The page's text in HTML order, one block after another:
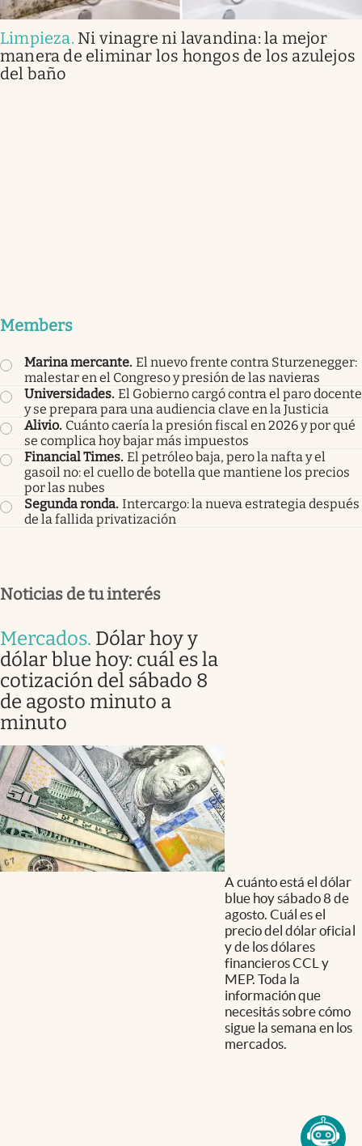
Limpieza. Ni vinagre ni lavandina: la mejor
manera de eliminar los hongos de los azulejos
del baño
Members
Marina mercante. El nuevo frente contra Sturzenegger:
malestar en el Congreso y presión de las navieras
Universidades. El Gobierno cargó contra el paro docente
y se prepara para una audiencia clave en la Justicia
Alivio. Cuánto caería la presión fiscal en 2026 y por qué
se complica hoy bajar más impuestos
Financial Times. El petróleo baja, pero la nafta y el
gasoil no: el cuello de botella que mantiene los precios
por las nubes
Segunda ronda. Intercargo: la nueva estrategia después
de la fallida privatización
Noticias de tu interés
Mercados. Dólar hoy y
dólar blue hoy: cuál es la
cotización del sábado 8
de agosto minuto a
minuto
A cuánto está el dólar
blue hoy sábado 8 de
agosto. Cuál es el
precio del dólar oficial
y de los dólares
financieros CCL y
MEP. Toda la
información que
necesitás sobre cómo
sigue la semana en los
mercados.